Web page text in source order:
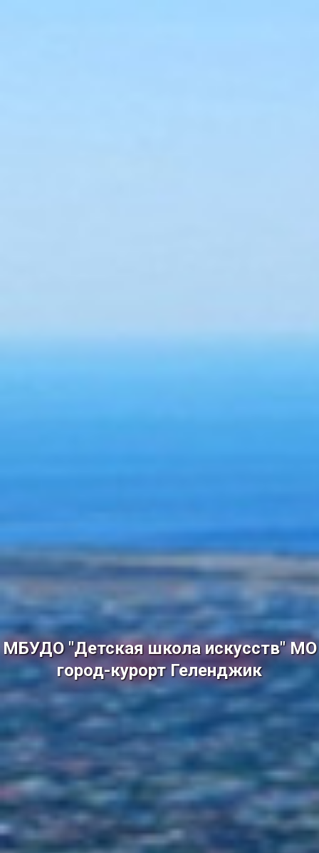
МБУДО "Детская школа искусств" МО
город-курорт Геленджик